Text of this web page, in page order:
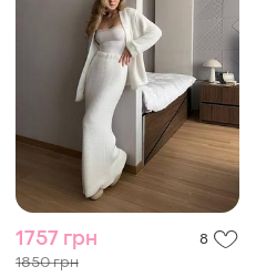
1757 грн 8
1850 грн